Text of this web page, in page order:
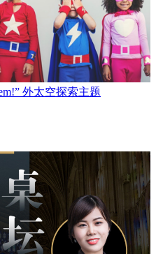
外太空探索主题